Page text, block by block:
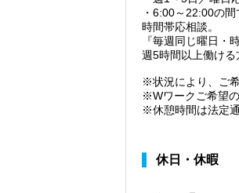
・6:00～22:00の
時間帯応相談。
『毎週同じ曜日・
週5時間以上働ける
※状況により、ご
※Wワークご希望
※休憩時間は法定
休日・休暇